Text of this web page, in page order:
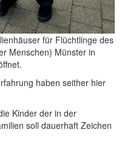
für Flüchtlinge des
Menschen) Münster in
haben seither hier
Kinder der in der
soll dauerhaft Zeichen